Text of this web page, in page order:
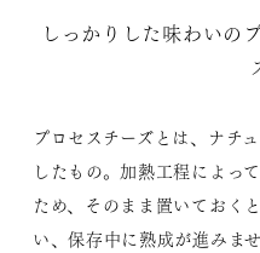
しっかりした味わいの
プロセスチーズとは、ナチ
したもの。加熱工程によっ
ため、そのまま置いておく
い、保存中に熟成が進みま